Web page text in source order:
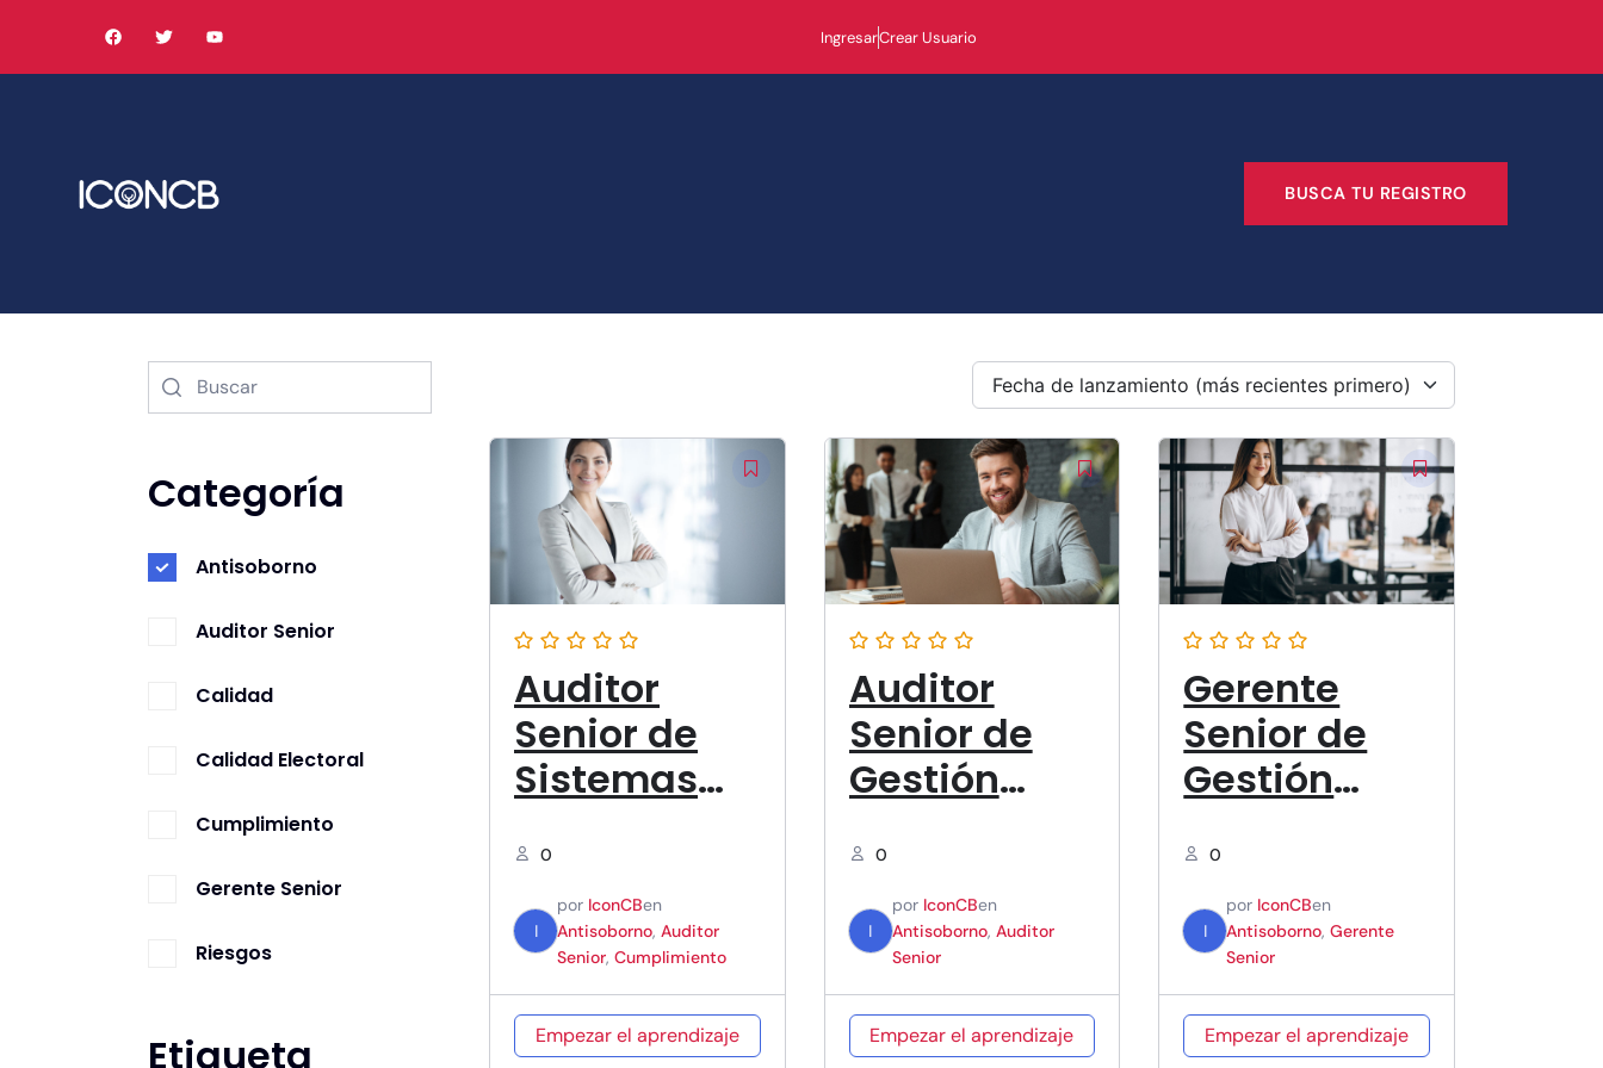
IngresarCrear Usuario
BUSCA TU REGISTRO
Categoría
Antisoborno
Auditor Senior
Calidad
Calidad Electoral
Cumplimiento
Gerente Senior
Riesgos
Etiqueta
Auditor
Senior de
Sistemas
de Gestión
de
Cumplimien
to ISO 37301
y Gestión
0
I
por IconCBen
Antisoborno, Auditor
Senior, Cumplimiento
Empezar el aprendizaje
Auditor
Senior de
Gestión
ISO 37001
0
I
por IconCBen
Antisoborno, Auditor
Senior
Empezar el aprendizaje
Gerente
Senior de
Gestión
ISO 37001
0
I
por IconCBen
Antisoborno,Gerente
Senior
Empezar el aprendizaje